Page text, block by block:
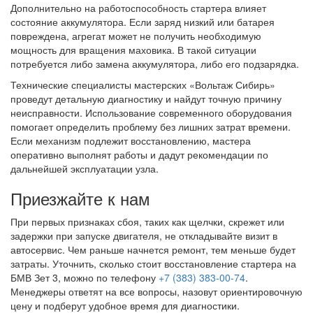
Дополнительно на работоспособность стартера влияет
состояние аккумулятора. Если заряд низкий или батарея
повреждена, агрегат может не получить необходимую
мощность для вращения маховика. В такой ситуации
потребуется либо замена аккумулятора, либо его подзарядка.
Технические специалисты мастерских «Вольтаж Сибирь»
проведут детальную диагностику и найдут точную причину
неисправности. Использование современного оборудования
помогает определить проблему без лишних затрат времени.
Если механизм подлежит восстановлению, мастера
оперативно выполнят работы и дадут рекомендации по
дальнейшей эксплуатации узла.
Приезжайте к нам
При первых признаках сбоя, таких как щелчки, скрежет или
задержки при запуске двигателя, не откладывайте визит в
автосервис. Чем раньше начнется ремонт, тем меньше будет
затраты. Уточнить, сколько стоит восстановление стартера на
БМВ Зет 3, можно по телефону +7 (383) 383-00-74.
Менеджеры ответят на все вопросы, назовут ориентировочную
цену и подберут удобное время для диагностики.